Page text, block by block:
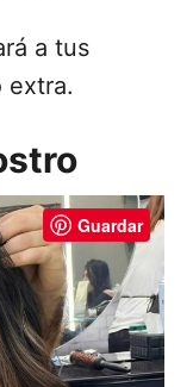
a tus
extra.
Guardar